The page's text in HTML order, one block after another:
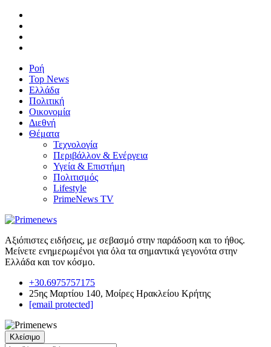
Ροή
Top News
Ελλάδα
Πολιτική
Οικονομία
Διεθνή
Θέματα
Τεχνολογία
Περιβάλλον & Ενέργεια
Υγεία & Επιστήμη
Πολιτισμός
Lifestyle
PrimeNews TV
Αξιόπιστες ειδήσεις, με σεβασμό στην παράδοση και το ήθος.
Μείνετε ενημερωμένοι για όλα τα σημαντικά γεγονότα στην
Ελλάδα και τον κόσμο.
+30.6975757175
25ης Μαρτίου 140, Μοίρες Ηρακλείου Κρήτης
[email protected]
Κλείσιμο